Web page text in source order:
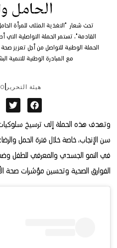
الحامل
تحت شعار "التغذية المثلى للمرأة
القادمة"، تستمر الحملة التواصلية التي
الحملة الوطنية للتواصل من أجل تعزيز
مع المبادرة الوطنية للتنمية البشرية،
هيئة التحرير
وتهدف هذه الحملة إلى ترسيخ
سن الإنجاب، خاصة خلال فترة الحمل
في النمو الجسدي والمعرفي للطفل
الفوارق الصحية وتحسين مؤشرات صحة